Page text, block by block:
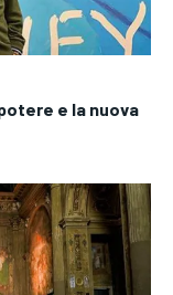
e la nuova